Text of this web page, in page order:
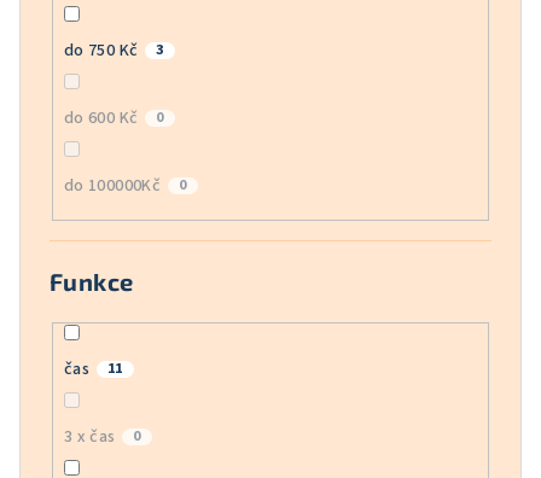
do 750 Kč 3
do 600 Kč 0
do 100000Kč 0
Funkce
čas 11
3 x čas 0